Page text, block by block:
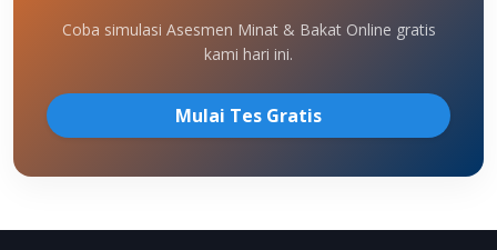
Coba simulasi Asesmen Minat & Bakat Online gratis
kami hari ini.
Mulai Tes Gratis